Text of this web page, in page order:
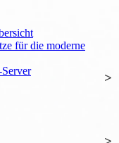
für die moderne